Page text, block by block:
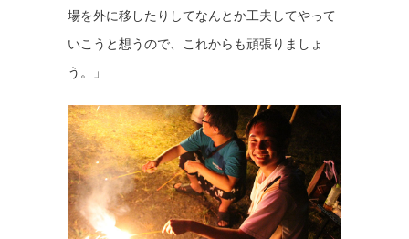
場を外に移したりしてなんとか工夫してやって
いこうと想うので、これからも頑張りましょ
う。」